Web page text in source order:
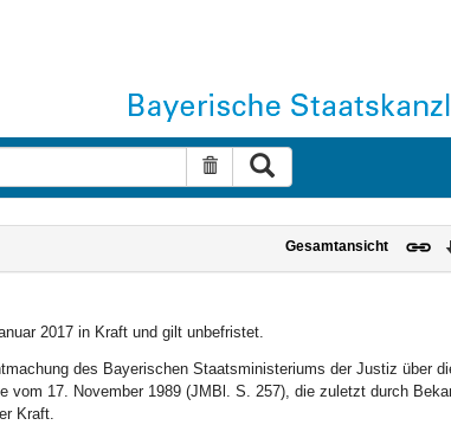
Suche zurücksetzen
Gesamtansicht
2017 in Kraft und gilt unbefristet.
des Bayerischen Staatsministeriums der Justiz über
vom 17. November 1989 (JMBl. S. 257), die zuletzt durch
Kraft.